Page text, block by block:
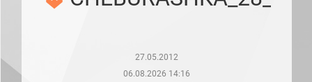
месяц)
27.05.2012
06.08.2026 14:16